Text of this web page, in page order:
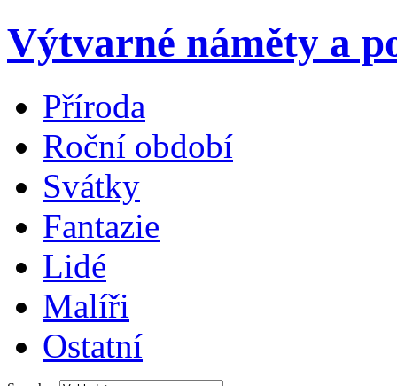
Výtvarné náměty a
Příroda
Roční období
Svátky
Fantazie
Lidé
Malíři
Ostatní